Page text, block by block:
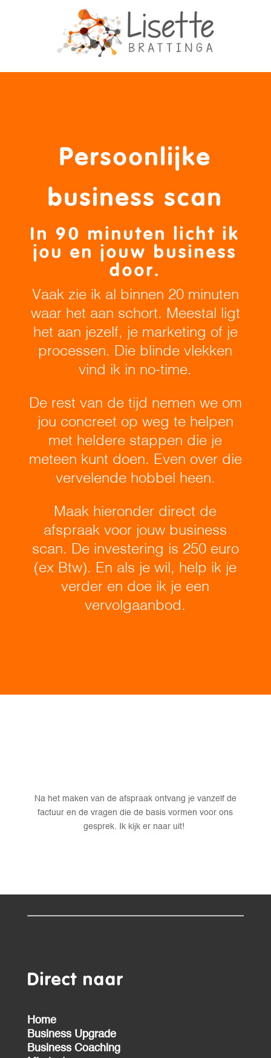
Persoonlijke
business scan
In 90 minuten licht ik
jou en jouw business
door.
Vaak zie ik al binnen 20 minuten
waar het aan schort. Meestal ligt
het aan jezelf, je marketing of je
processen. Die blinde vlekken
vind ik in no-time.
De rest van de tijd nemen we om
jou concreet op weg te helpen
met heldere stappen die je
meteen kunt doen. Even over die
vervelende hobbel heen.
Maak hieronder direct de
afspraak voor jouw business
scan. De investering is 250 euro
(ex Btw). En als je wil, help ik je
verder en doe ik je een
vervolgaanbod.
Na het maken van de afspraak ontvang je vanzelf de
factuur en de vragen die de basis vormen voor ons
gesprek. Ik kijk er naar uit!
Direct naar
Home
Business Upgrade
Business Coaching